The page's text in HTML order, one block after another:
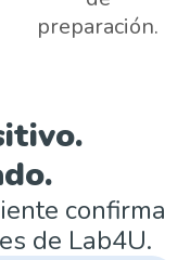
preparación.
confirma
de Lab4U.